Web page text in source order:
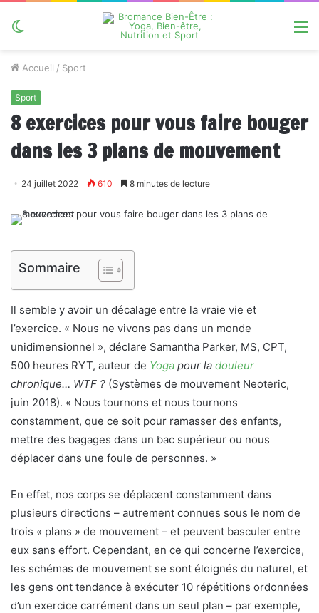
Accueil / Sport
Sport
8 exercices pour vous faire bouger
dans les 3 plans de mouvement
24 juillet 2022 610 8 minutes de lecture
Sommaire
Il semble y avoir un décalage entre la vraie vie et
l’exercice. « Nous ne vivons pas dans un monde
unidimensionnel », déclare Samantha Parker, MS, CPT,
500 heures RYT, auteur de Yoga pour la douleur
chronique… WTF ? (Systèmes de mouvement Neoteric,
juin 2018). « Nous tournons et nous tournons
constamment, que ce soit pour ramasser des enfants,
mettre des bagages dans un bac supérieur ou nous
déplacer dans une foule de personnes. »
En effet, nos corps se déplacent constamment dans
plusieurs directions – autrement connues sous le nom de
trois « plans » de mouvement – et peuvent basculer entre
eux sans effort. Cependant, en ce qui concerne l’exercice,
les schémas de mouvement se sont éloignés du naturel, et
les gens ont tendance à exécuter 10 répétitions ordonnées
d’un exercice carrément dans un seul plan – par exemple,